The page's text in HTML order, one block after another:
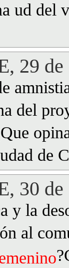
ud del
29
del
de
30
y la
al